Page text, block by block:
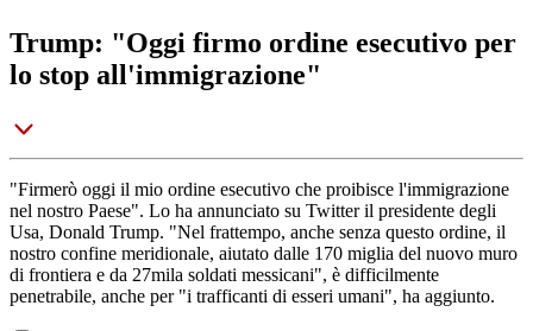
Trump: "Oggi firmo ordine esecutivo per
lo stop all'immigrazione"
"Firmerò oggi il mio ordine esecutivo che proibisce l'immigrazione
nel nostro Paese". Lo ha annunciato su Twitter il presidente degli
Usa, Donald Trump. "Nel frattempo, anche senza questo ordine, il
nostro confine meridionale, aiutato dalle 170 miglia del nuovo muro
di frontiera e da 27mila soldati messicani", è difficilmente
penetrabile, anche per "i trafficanti di esseri umani", ha aggiunto.